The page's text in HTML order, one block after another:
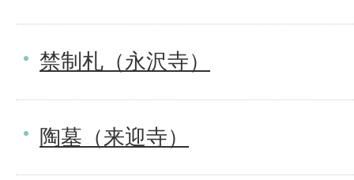
禁制札（永沢寺）
陶墓（来迎寺）